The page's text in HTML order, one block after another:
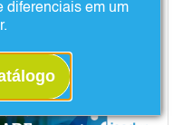
diferenciais em um